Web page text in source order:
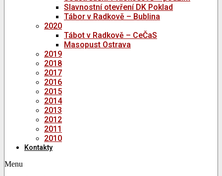
Slavnostní otevření DK Poklad
Tábor v Radkově – Bublina
2020
Tábot v Radkově – CeČaS
Masopust Ostrava
2019
2018
2017
2016
2015
2014
2013
2012
2011
2010
Kontakty
Menu